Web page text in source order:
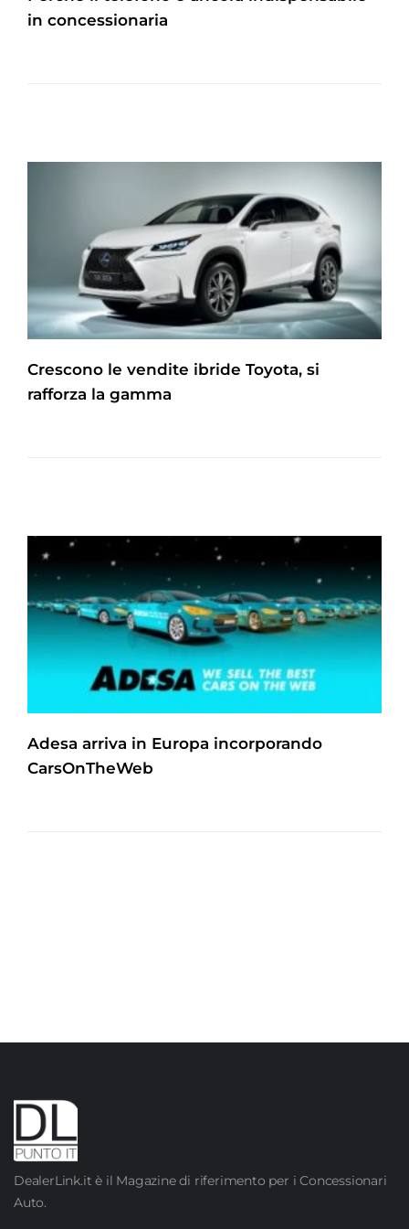
in concessionaria
Crescono le vendite ibride Toyota, si
rafforza la gamma
Adesa arriva in Europa incorporando
CarsOnTheWeb
DealerLink.it è il Magazine di riferimento per i Concessionari
Auto.